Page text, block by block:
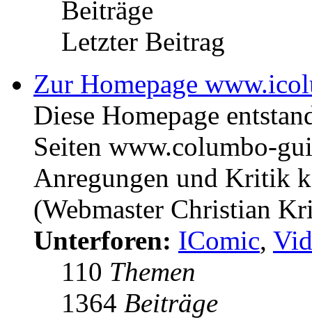
Beiträge
Letzter Beitrag
Zur Homepage
Diese Homepage
Seiten www.columbo-
Anregungen und Kritik
(Webmaster Christian
Unterforen: IComic,
110 Themen
1364 Beiträge